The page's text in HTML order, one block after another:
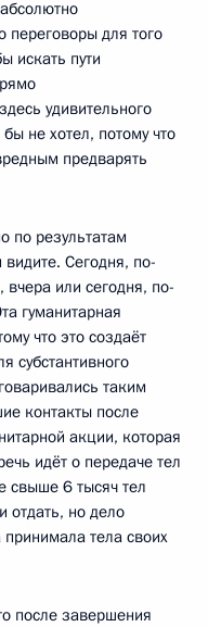
для того
искать пути
удивительного
не хотел, потому что
предварять
по результатам
Сегодня, по-
вчера или сегодня, по-
гуманитарная
что это создаёт
субстантивного
таким
контакты после
акции, которая
идёт о передаче тел
свыше 6 тысяч тел
отдать, но дело
тела своих
после завершения